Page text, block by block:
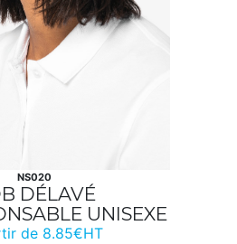
NS020
DÉLAVÉ
UNISEXE
de 8.85€HT